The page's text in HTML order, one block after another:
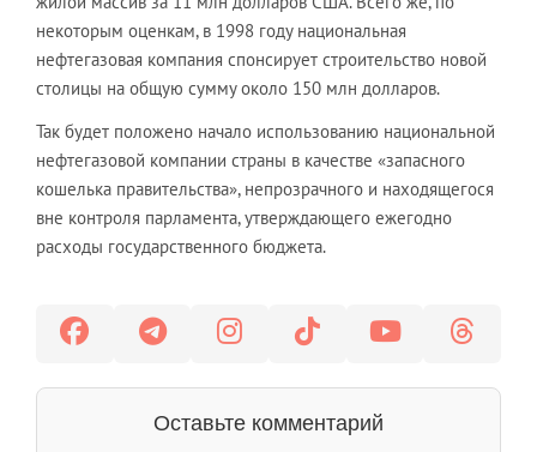
некоторым оценкам, в 1998 году национальная
нефтегазовая компания спонсирует строительство новой
столицы на общую сумму около 150 млн долларов.
Так будет положено начало использованию национальной
нефтегазовой компании страны в качестве «запасного
кошелька правительства», непрозрачного и находящегося
вне контроля парламента, утверждающего ежегодно
расходы государственного бюджета.
Оставьте комментарий